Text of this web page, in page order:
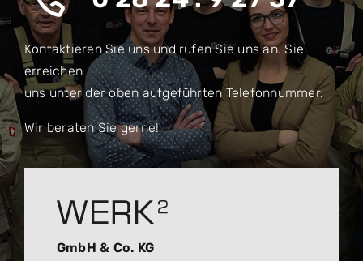
Kontaktieren Sie uns und rufen Sie uns an. Sie
erreichen
uns unter der oben aufgeführten Telefonnummer.
Wir beraten Sie gerne!
GmbH & Co. KG